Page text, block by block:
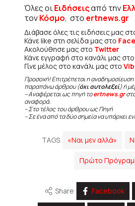
Όλες οιΕιδήσειςαπό την
τονΚόσμο, στο ertnews.gr
Διάβασε όλες τις ειδήσεις μας
Κάνε like στη σελίδα μας στο
Ακολούθησε μας στο Twitter
Κάνε εγγραφή στο κανάλι μας
Γίνε μέλος στο κανάλι μας στο
Προσοχή! Επιτρέπεται η
παραπάνω άρθρου (όχι αυτολεξεί) ή
– Αναφέρεται ως πηγή τοertnews.gr
αναφορά.
– Στο τέλος του άρθρου ως Πηγή
– Σε ένα από τα δύο σημεία να υπάρχει
TAGS «Ναι μεν αλλά»
Πρώτο
Share Facebook